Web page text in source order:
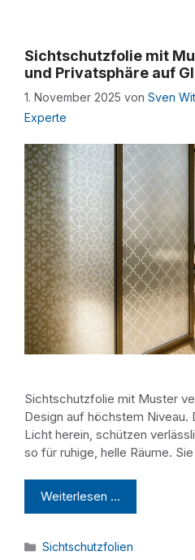
Sichtschutzfolie mit
und Privatsphäre auf
1. November 2025 von Sven
Experte
Sichtschutzfolie mit Muster
Design auf höchstem Niveau.
Licht herein, schützen
so für ruhige, helle Räume.
Weiterlesen …
Kategorien
Sichtschutzfolien